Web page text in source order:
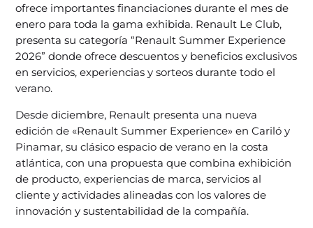
ofrece importantes financiaciones durante el mes de
enero para toda la gama exhibida. Renault Le Club,
presenta su categoría “Renault Summer Experience
2026” donde ofrece descuentos y beneficios exclusivos
en servicios, experiencias y sorteos durante todo el
verano.
Desde diciembre, Renault presenta una nueva
edición de «Renault Summer Experience» en Cariló y
Pinamar, su clásico espacio de verano en la costa
atlántica, con una propuesta que combina exhibición
de producto, experiencias de marca, servicios al
cliente y actividades alineadas con los valores de
innovación y sustentabilidad de la compañía.